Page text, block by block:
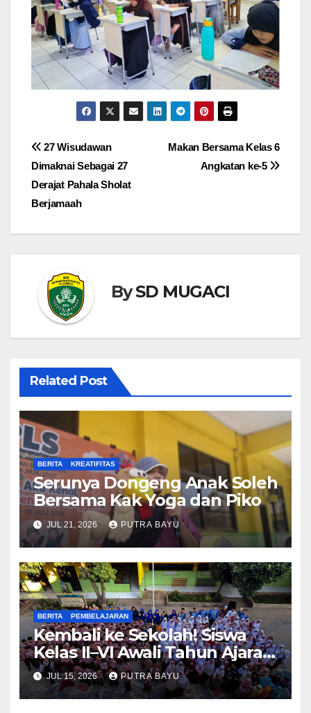
Navigasi
pos
Makan Bersama Kelas 6
Angkatan ke-5
27 Wisudawan
Dimaknai Sebagai 27
Derajat Pahala Sholat
Berjamaah
BySD MUGACI
Related Post
BERITA KREATIFITAS
Serunya Dongeng Anak Soleh
Bersama Kak Yoga dan Piko
JUL 21, 2026 PUTRA BAYU
BERITA PEMBELAJARAN
Kembali ke Sekolah! Siswa
Kelas II–VI Awali Tahun Ajaran
Baru
JUL 15, 2026 PUTRA BAYU